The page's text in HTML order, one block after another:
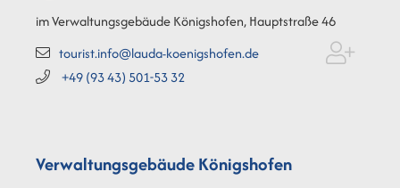
im Verwaltungsgebäude Königshofen, Hauptstraße 46
tourist.info@lauda-koenigshofen.de
+49 (9343) 501-5332
Verwaltungsgebäude Königshofen